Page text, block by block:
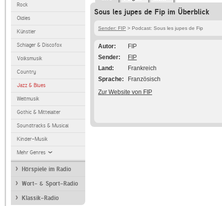
Rock
Oldies
Künstler
Schlager & Discofox
Volksmusik
Country
Jazz & Blues
Weltmusik
Gothic & Mittelalter
Soundtracks & Musical
Kinder-Musik
Mehr Genres
Hörspiele im Radio
Wort- & Sport-Radio
Klassik-Radio
Sous les jupes de Fip im Überblick
Sender: FIP > Podcast: Sous les jupes de Fip
Autor
FIP
Sender
FIP
Land
Frankreich
Sprache
Französisch
Zur Website von FIP